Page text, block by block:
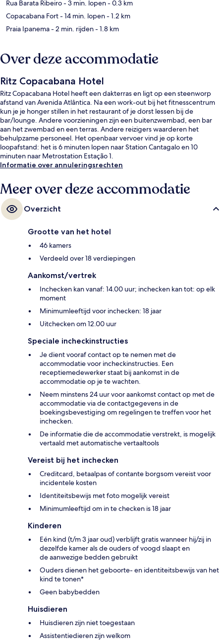
Rua Barata Ribeiro- 3 min. lopen- 0.3 km
Copacabana Fort- 14 min. lopen- 1.2 km
Praia Ipanema- 2 min. rijden- 1.8 km
Over deze accommodatie
Ritz Copacabana Hotel
Ritz Copacabana Hotel heeft een dakterras en ligt op een steenworp
afstand van Avenida Atlântica. Na een work-out bij het fitnesscentrum
kun je je honger stillen in het restaurant of je dorst lessen bij de
bar/lounge. Andere voorzieningen zijn een buitenzwembad, een bar
aan het zwembad en een terras. Andere reizigers waarderen het
behulpzame personeel. Het openbaar vervoer vind je op korte
loopafstand: het is 6 minuten lopen naar Station Cantagalo en 10
minuten naar Metrostation Estação 1.
Informatie over annuleringsrechten
Meer over deze accommodatie
Overzicht
Grootte van het hotel
46 kamers
Verdeeld over 18 verdiepingen
Aankomst/vertrek
Inchecken kan vanaf: 14.00 uur; inchecken kan tot: op elk
moment
Minimumleeftijd voor inchecken: 18 jaar
Uitchecken om 12.00 uur
Speciale incheckinstructies
Je dient vooraf contact op te nemen met de
accommodatie voor incheckinstructies. Een
receptiemedewerker staat bij aankomst in de
accommodatie op je te wachten.
Neem minstens 24 uur voor aankomst contact op met de
accommodatie via de contactgegevens in de
boekingsbevestiging om regelingen te treffen voor het
inchecken.
De informatie die de accommodatie verstrekt, is mogelijk
vertaald met automatische vertaaltools
Vereist bij het inchecken
Creditcard, betaalpas of contante borgsom vereist voor
incidentele kosten
Identiteitsbewijs met foto mogelijk vereist
Minimumleeftijd om in te checken is 18 jaar
Kinderen
Eén kind (t/m 3 jaar oud) verblijft gratis wanneer hij/zij in
dezelfde kamer als de ouders of voogd slaapt en
de aanwezige bedden gebruikt
Ouders dienen het geboorte- en identiteitsbewijs van het
kind te tonen*
Geen babybedden
Huisdieren
Huisdieren zijn niet toegestaan
Assistentiedieren zijn welkom